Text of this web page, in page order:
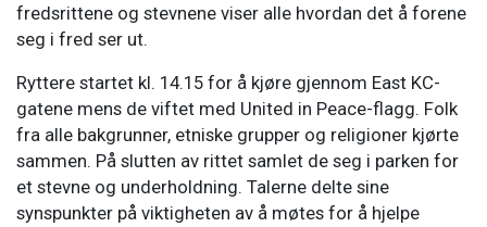
fredsrittene og stevnene viser alle hvordan det å forene
seg i fred ser ut.
Ryttere startet kl. 14.15 for å kjøre gjennom East KC-
gatene mens de viftet med United in Peace-flagg. Folk
fra alle bakgrunner, etniske grupper og religioner kjørte
sammen. På slutten av rittet samlet de seg i parken for
et stevne og underholdning. Talerne delte sine
synspunkter på viktigheten av å møtes for å hjelpe